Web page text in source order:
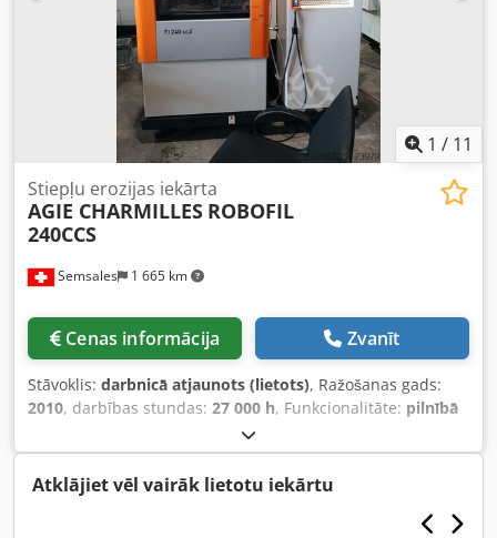
1 / 11
Semsales 1 665 km
Stiepļu erozijas iekārta
AGIE CHARMILLES ROBOFIL
240CCS
Cenas informācija Zvanīt
Stāvoklis: darbnicā atjaunots (lietots), Ražošanas gads:
2010, darbības stundas: 27 000 h, Funkcionalitāte: pilnībā
, apstrādājamā sagataves svars (maks.):
X assis pārvietošanās distance:350 mm, Y ass
pārvietošanās attālums:220 mm, Z ass pārvietošanās
attālums:
, Stieples
Atklājiet vēl vairāk lietotu iekārtu